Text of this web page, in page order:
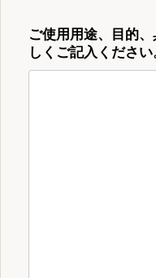
ご使用用途、目的
しくご記入ください